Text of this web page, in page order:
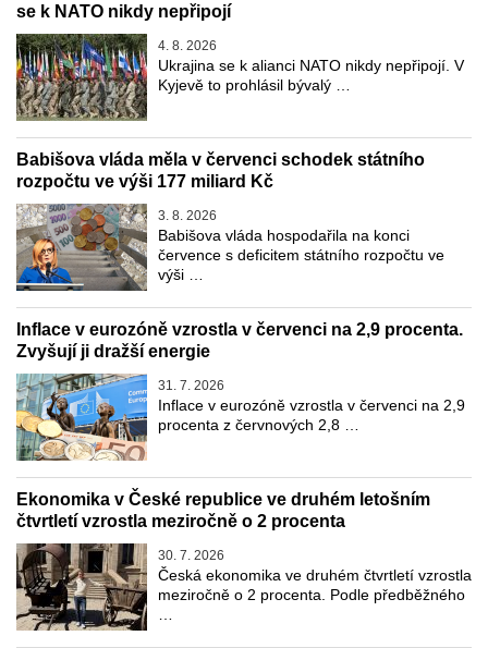
se k NATO nikdy nepřipojí
4. 8. 2026
Ukrajina se k alianci NATO nikdy nepřipojí. V
Kyjevě to prohlásil bývalý …
Babišova vláda měla v červenci schodek státního
rozpočtu ve výši 177 miliard Kč
3. 8. 2026
Babišova vláda hospodařila na konci
července s deficitem státního rozpočtu ve
výši …
Inflace v eurozóně vzrostla v červenci na 2,9 procenta.
Zvyšují ji dražší energie
31. 7. 2026
Inflace v eurozóně vzrostla v červenci na 2,9
procenta z červnových 2,8 …
Ekonomika v České republice ve druhém letošním
čtvrtletí vzrostla meziročně o 2 procenta
30. 7. 2026
Česká ekonomika ve druhém čtvrtletí vzrostla
meziročně o 2 procenta. Podle předběžného